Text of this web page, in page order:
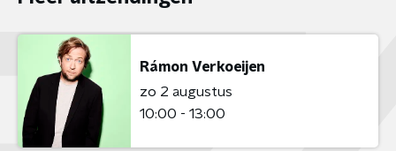
Rámon Verkoeijen
zo 2 augustus
10:00 - 13:00